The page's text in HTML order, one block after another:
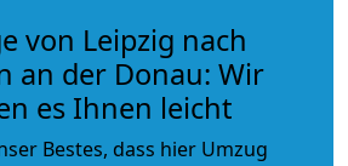
von Leipzig nach
an der Donau: Wir
es Ihnen leicht
Bestes, dass hier Umzug